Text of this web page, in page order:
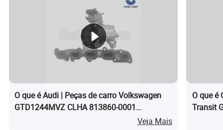
O que é Audi | Peças de carro Volkswagen
GTD1244MVZ CLHA 813860-0001
Veja Mais
O que é
Transit